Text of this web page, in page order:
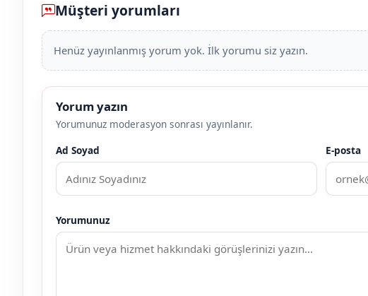
Müşteri yorumları
Henüz yayınlanmış yorum yok. İlk yorumu siz yazın.
Yorum yazın
Yorumunuz moderasyon sonrası yayınlanır.
Ad Soyad
E-posta
Yorumunuz